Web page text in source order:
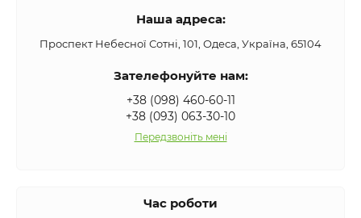
Наша адреса:
Проспект Небесної Сотні, 101, Одеса, Україна, 65104
Зателефонуйте нам:
+38 (098) 460-60-11
+38 (093) 063-30-10
Передзвоніть мені
Час роботи